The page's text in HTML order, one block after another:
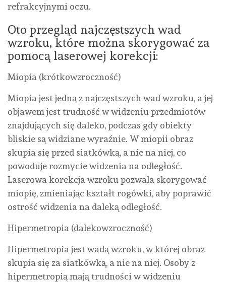
refrakcyjnymi oczu.
Oto przegląd najczęstszych wad
wzroku, które można skorygować za
pomocą laserowej korekcji:
Miopia (krótkowzroczność)
Miopia jest jedną z najczęstszych wad wzroku, a jej
objawem jest trudność w widzeniu przedmiotów
znajdujących się daleko, podczas gdy obiekty
bliskie są widziane wyraźnie. W miopii obraz
skupia się przed siatkówką, a nie na niej, co
powoduje rozmycie widzenia na odległość.
Laserowa korekcja wzroku pozwala skorygować
miopię, zmieniając kształt rogówki, aby poprawić
ostrość widzenia na daleką odległość.
Hipermetropia (dalekowzroczność)
Hipermetropia jest wadą wzroku, w której obraz
skupia się za siatkówką, a nie na niej. Osoby z
hipermetropią mają trudności w widzeniu